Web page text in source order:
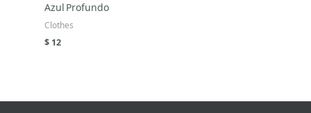
Azul Profundo
Clothes
$12